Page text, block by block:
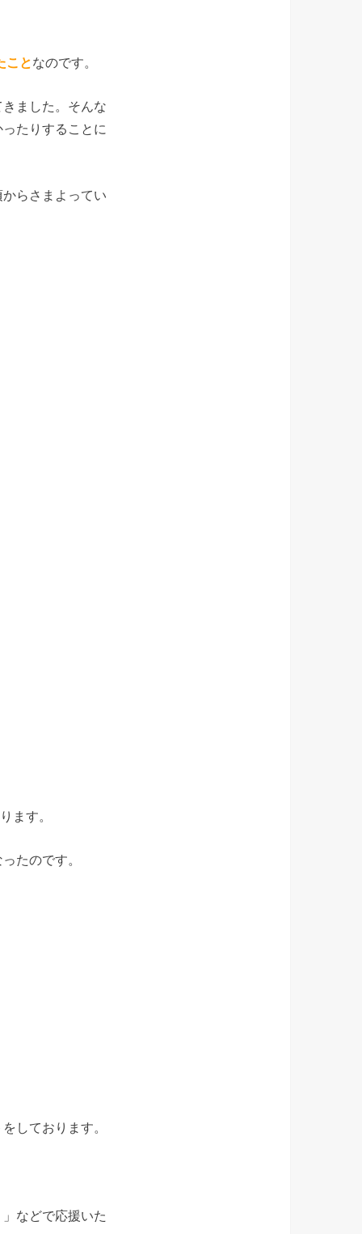
ことなのです。
ました。そんな
たりすることに
らさまよってい
ます。
たのです。
しております。
などで応援いた